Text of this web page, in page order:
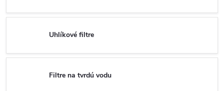
Uhlíkové filtre
Filtre na tvrdú vodu